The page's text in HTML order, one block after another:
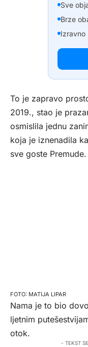
Sve
Brze
Izravno
To je zapravo
2019., stao je
osmislila jednu
koja je iznenadila
sve goste Premude.
MATIJA LIPAR
Nama je to bio
ljetnim
otok.
- TEKST